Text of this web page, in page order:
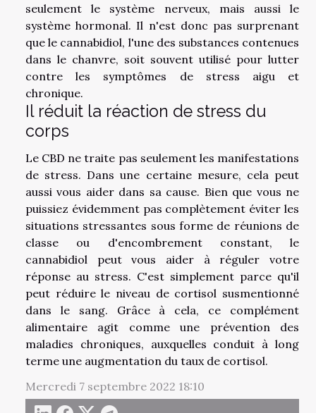
seulement le système nerveux, mais aussi le
système hormonal. Il n'est donc pas surprenant
que le cannabidiol, l'une des substances contenues
dans le chanvre, soit souvent utilisé pour lutter
contre les symptômes de stress aigu et
chronique.
Il réduit la réaction de stress du
corps
Le CBD ne traite pas seulement les manifestations
de stress. Dans une certaine mesure, cela peut
aussi vous aider dans sa cause. Bien que vous ne
puissiez évidemment pas complètement éviter les
situations stressantes sous forme de réunions de
classe ou d'encombrement constant, le
cannabidiol peut vous aider à réguler votre
réponse au stress. C'est simplement parce qu'il
peut réduire le niveau de cortisol susmentionné
dans le sang. Grâce à cela, ce complément
alimentaire agit comme une prévention des
maladies chroniques, auxquelles conduit à long
terme une augmentation du taux de cortisol.
Mercredi 7 septembre 2022 18:10